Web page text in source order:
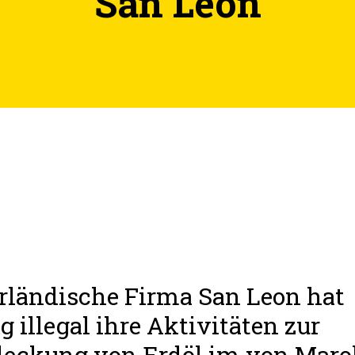
Firma San Leon hat
illegal ihre Aktivitäten zur